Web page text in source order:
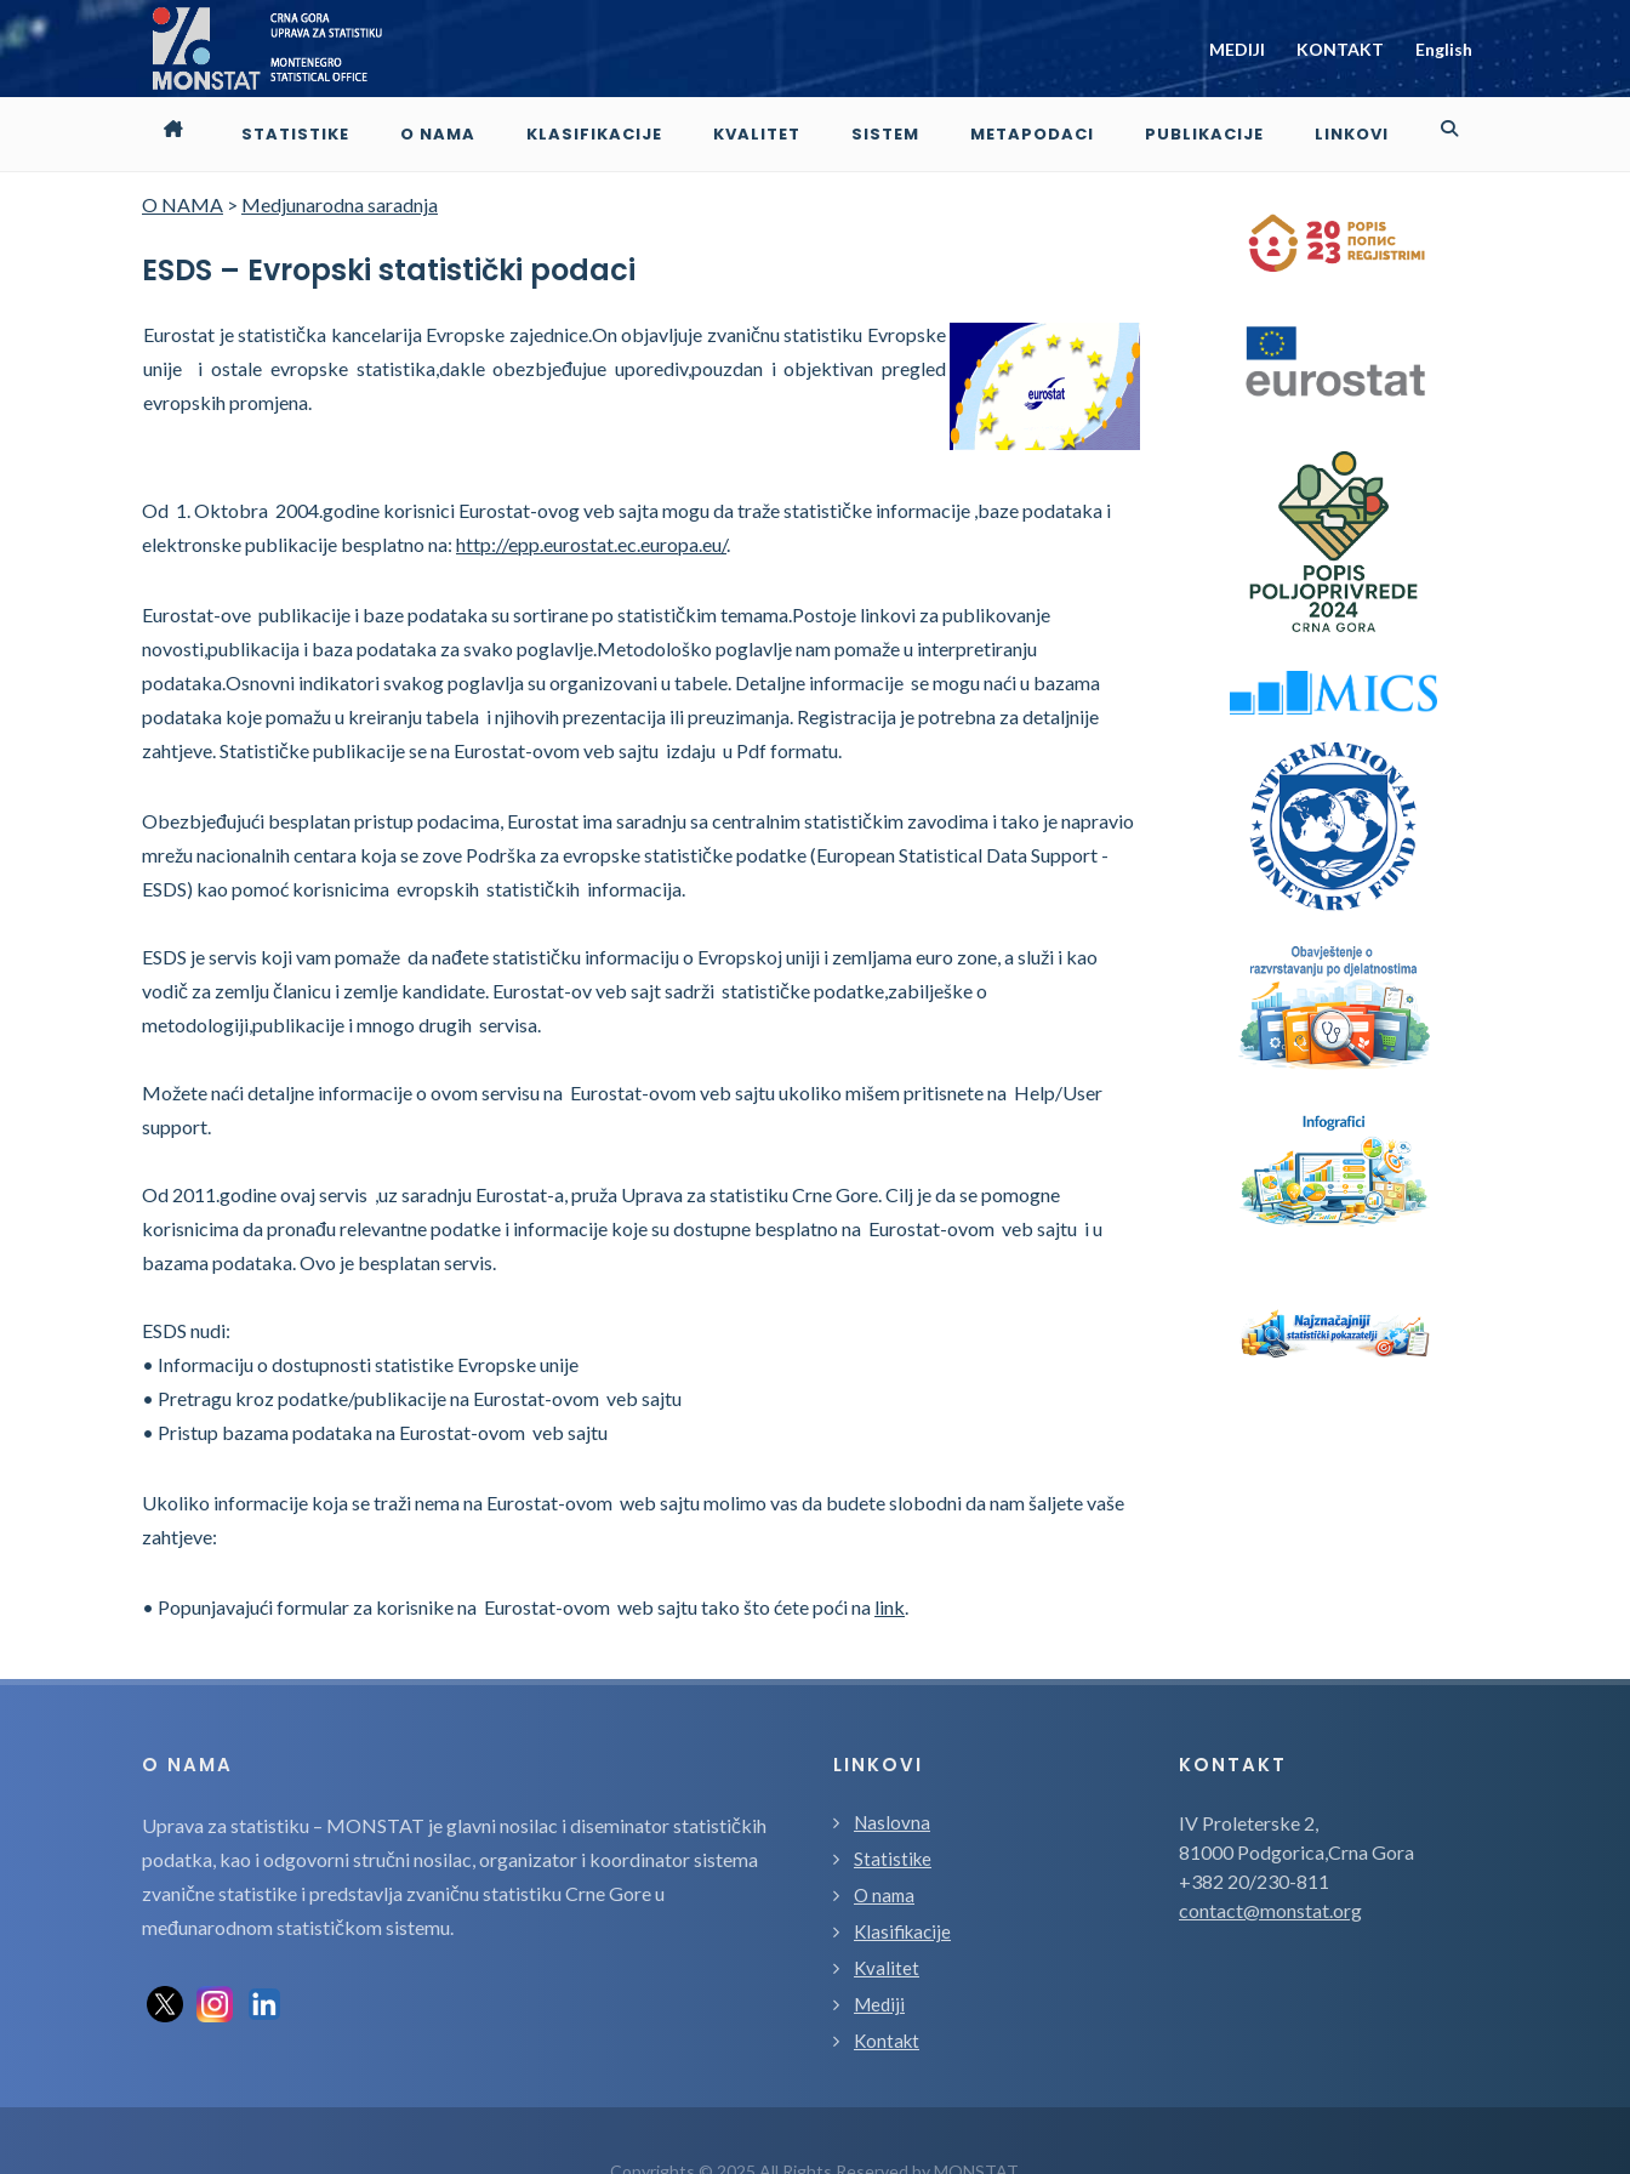
MEDIJI KONTAKT English
STATISTIKE O NAMA KLASIFIKACIJE KVALITET SISTEM METAPODACI PUBLIKACIJE LINKOVI
O NAMA > Medjunarodna saradnja
ESDS – Evropski statistički podaci
Eurostat je statistička kancelarija Evropske zajednice.On objavljuje zvaničnu statistiku Evropske
unije i ostale evropske statistika,dakle obezbjeđujue uporediv,pouzdan i objektivan pregled
evropskih promjena.
Od 1. Oktobra 2004.godine korisnici Eurostat-ovog veb sajta mogu da traže statističke informacije ,baze podataka i
elektronske publikacije besplatno na: http://epp.eurostat.ec.europa.eu/.
Eurostat-ove publikacije i baze podataka su sortirane po statističkim temama.Postoje linkovi za publikovanje
novosti,publikacija i baza podataka za svako poglavlje.Metodološko poglavlje nam pomaže u interpretiranju
podataka.Osnovni indikatori svakog poglavlja su organizovani u tabele. Detaljne informacije se mogu naći u bazama
podataka koje pomažu u kreiranju tabela i njihovih prezentacija ili preuzimanja. Registracija je potrebna za detaljnije
zahtjeve. Statističke publikacije se na Eurostat-ovom veb sajtu izdaju u Pdf formatu.
Obezbjeđujući besplatan pristup podacima, Eurostat ima saradnju sa centralnim statističkim zavodima i tako je napravio
mrežu nacionalnih centara koja se zove Podrška za evropske statističke podatke (European Statistical Data Support -
ESDS) kao pomoć korisnicima evropskih statističkih informacija.
ESDS je servis koji vam pomaže da nađete statističku informaciju o Evropskoj uniji i zemljama euro zone, a služi i kao
vodič za zemlju članicu i zemlje kandidate. Eurostat-ov veb sajt sadrži statističke podatke,zabilješke o
metodologiji,publikacije i mnogo drugih servisa.
Možete naći detaljne informacije o ovom servisu na Eurostat-ovom veb sajtu ukoliko mišem pritisnete na Help/User
support.
Od 2011.godine ovaj servis ,uz saradnju Eurostat-a, pruža Uprava za statistiku Crne Gore. Cilj je da se pomogne
korisnicima da pronađu relevantne podatke i informacije koje su dostupne besplatno na Eurostat-ovom veb sajtu i u
bazama podataka. Ovo je besplatan servis.
ESDS nudi:
• Informaciju o dostupnosti statistike Evropske unije
• Pretragu kroz podatke/publikacije na Eurostat-ovom veb sajtu
• Pristup bazama podataka na Eurostat-ovom veb sajtu
Ukoliko informacije koja se traži nema na Eurostat-ovom web sajtu molimo vas da budete slobodni da nam šaljete vaše
zahtjeve:
• Popunjavajući formular za korisnike na Eurostat-ovom web sajtu tako što ćete poći na link.
O NAMA
Uprava za statistiku – MONSTAT je glavni nosilac i diseminator statističkih
podatka, kao i odgovorni stručni nosilac, organizator i koordinator sistema
zvanične statistike i predstavlja zvaničnu statistiku Crne Gore u
međunarodnom statističkom sistemu.
LINKOVI
Naslovna
Statistike
O nama
Klasifikacije
Kvalitet
Mediji
Kontakt
KONTAKT
IV Proleterske 2,
81000 Podgorica,Crna Gora
+382 20/230-811
contact@monstat.org